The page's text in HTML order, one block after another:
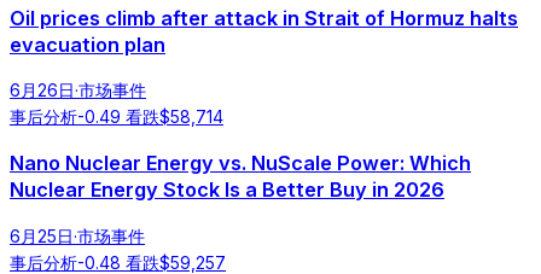
Oil prices climb after attack in Strait of Hormuz halts
evacuation plan
6月26日·市场事件
事后分析-0.49 看跌$58,714
Nano Nuclear Energy vs. NuScale Power: Which
Nuclear Energy Stock Is a Better Buy in 2026
6月25日·市场事件
事后分析-0.48 看跌$59,257